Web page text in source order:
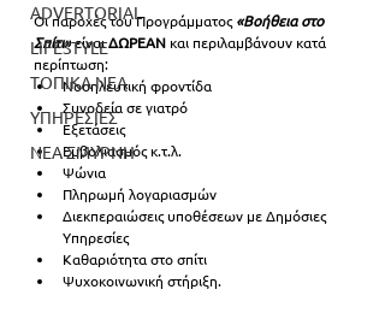
ADVERTORIAL
LIFESTYLE
ΤΟΠΙΚΑ ΝΕΑ
ΥΠΗΡΕΣΙΕΣ
ΝΕΑ ΣΜΥΡΝΗ
Οι παροχές του Προγράμματος «Βοήθεια στο
Σπίτι» είναι ΔΩΡΕΑΝ και περιλαμβάνουν κατά
περίπτωση:
Νοσηλευτική φροντίδα
Συνοδεία σε γιατρό
Εξετάσεις
Εμβολιασμός κ.τ.λ.
Ψώνια
Πληρωμή λογαριασμών
Διεκπεραιώσεις υποθέσεων με Δημόσιες
Υπηρεσίες
Καθαριότητα στο σπίτι
Ψυχοκοινωνική στήριξη.